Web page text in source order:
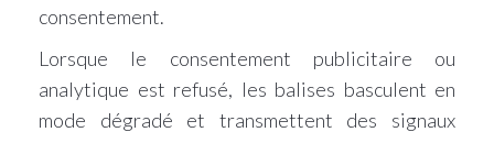
consentement.
Lorsque le consentement publicitaire ou
analytique est refusé, les balises basculent en
mode dégradé et transmettent des signaux